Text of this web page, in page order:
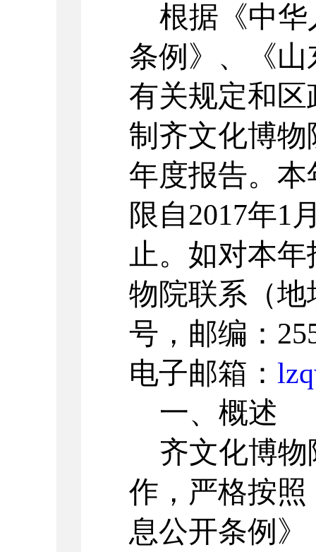
根据《中
条例》、《
有关规定和
制 齐文化博物
年度报告。
限自2017年1
止。如对本
物院联系（地
号 ，邮编：
电子邮箱：
一、概述
齐文化博物
作，严格按
息公开条例